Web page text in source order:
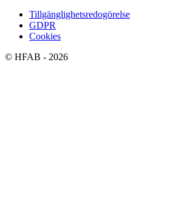
Tillgänglighetsredogörelse
GDPR
Cookies
© HFAB - 2026